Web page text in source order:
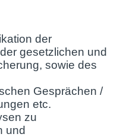
der
gesetzlichen und
sowie des
Gesprächen /
etc.
zu
und